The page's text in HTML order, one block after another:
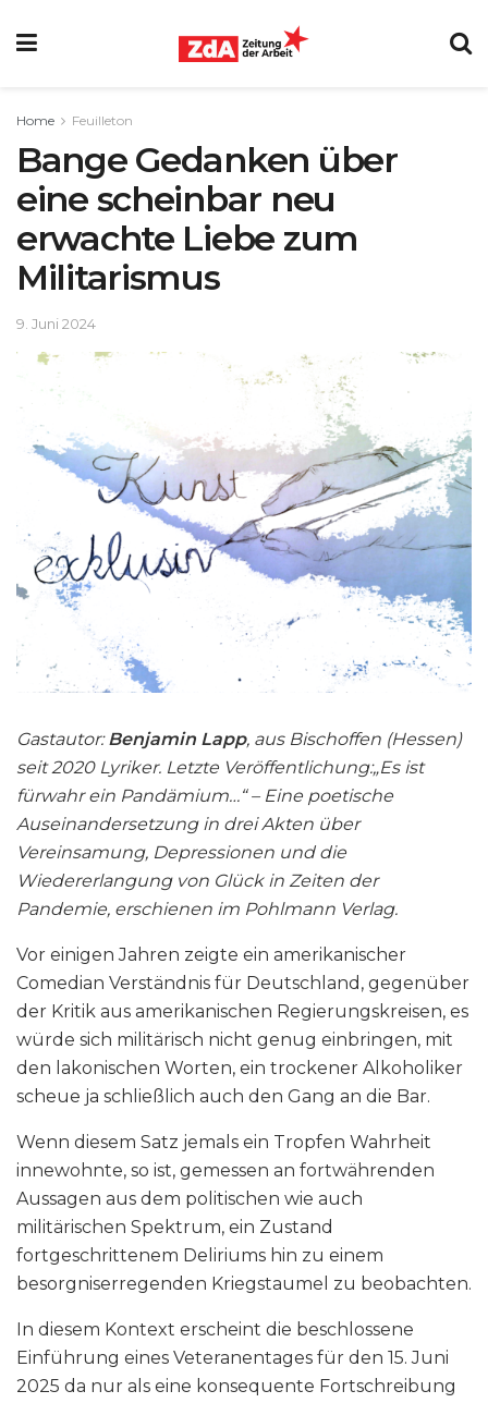
Home Feuilleton
Bange Gedanken über
eine scheinbar neu
erwachte Liebe zum
Militarismus
9. Juni 2024
Gastautor:Benjamin Lapp, aus Bischoffen (Hessen)
seit 2020 Lyriker. Letzte Veröffentlichung:„Es ist
fürwahr ein Pandämium…“ – Eine poetische
Auseinandersetzung in drei Akten über
Vereinsamung, Depressionen und die
Wiedererlangung von Glück in Zeiten der
Pandemie, erschienen im Pohlmann Verlag.
Vor einigen Jahren zeigte ein amerikanischer
Comedian Verständnis für Deutschland, gegenüber
der Kritik aus amerikanischen Regierungskreisen, es
würde sich militärisch nicht genug einbringen, mit
den lakonischen Worten, ein trockener Alkoholiker
scheue ja schließlich auch den Gang an die Bar.
Wenn diesem Satz jemals ein Tropfen Wahrheit
innewohnte, so ist, gemessen an fortwährenden
Aussagen aus dem politischen wie auch
militärischen Spektrum, ein Zustand
fortgeschrittenem Deliriums hin zu einem
besorgniserregenden Kriegstaumel zu beobachten.
In diesem Kontext erscheint die beschlossene
Einführung eines Veteranentages für den 15. Juni
2025 da nur als eine konsequente Fortschreibung